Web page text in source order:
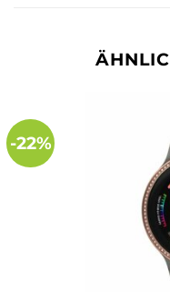
-22%